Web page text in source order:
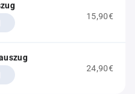
15,90€
24,90€